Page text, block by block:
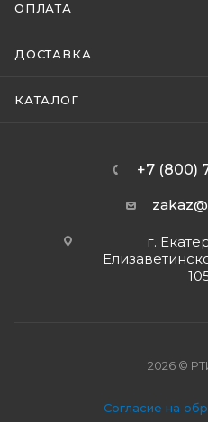
ОПЛАТА
ДОСТАВКА
КАТАЛОГ
+7 (800)
г.
2026 ©
Согласие на